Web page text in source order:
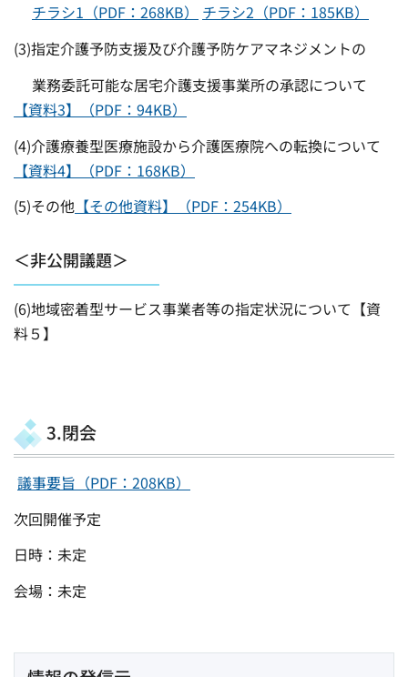
チラシ1（PDF：268KB）
チラシ2（PDF：185KB）
(3)指定介護予防支援及び介護予防ケアマネジメントの
業務委託可能な居宅介護支援事業所の承認について
【資料3】（PDF：94KB）
(4)介護療養型医療施設から介護医療院への転換について
【資料4】（PDF：168KB）
(5)その他 【その他資料】（PDF：254KB）
＜非公開議題＞
(6)地域密着型サービス事業者等の指定状況について【資
料５】
3.閉会
議事要旨（PDF：208KB）
次回開催予定
日時：未定
会場：未定